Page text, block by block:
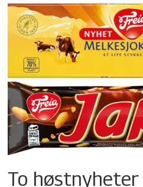
To høstnyheter